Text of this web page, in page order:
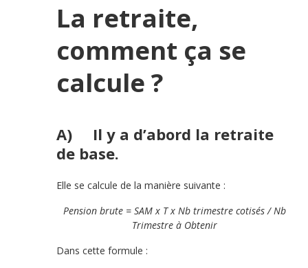
La retraite,
comment ça se
calcule ?
A) Il y a d’abord la retraite
de base.
Elle se calcule de la manière suivante :
Pension brute = SAM x T x Nb trimestre cotisés / Nb
Trimestre à Obtenir
Dans cette formule :